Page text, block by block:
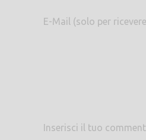
E-Mail (solo per
Inserisci il tuo